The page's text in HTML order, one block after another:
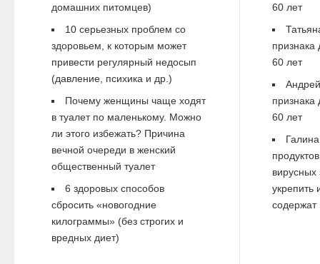
домашних питомцев)
10 серьезных проблем со
здоровьем, к которым может
привести регулярный недосып
(давление, психика и др.)
Почему женщины чаще ходят
в туалет по маленькому. Можно
ли этого избежать? Причина
вечной очереди в женский
общественный туалет
6 здоровых способов
сбросить «новогодние
килограммы» (без строгих и
вредных диет)
60 лет
60 лет
Андрей
60 лет
Галина
вирусных
укрепить
содержат